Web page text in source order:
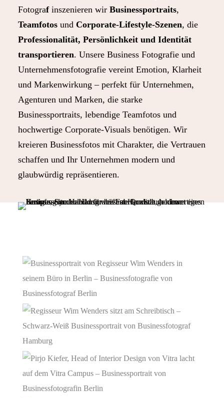
Fotograf inszenieren wir Businessportraits,
Teamfotosund Corporate-Lifestyle-Szenen, die
Professionalität, Persönlichkeit und Identität
transportieren. Unsere Business Fotografie und
Unternehmensfotografie vereint Emotion, Klarheit
und Markenwirkung – perfekt für Unternehmen,
Agenturen und Marken, die starke
Businessportraits, lebendige Teamfotos und
hochwertige Corporate-Visuals benötigen. Wir
kreieren Businessfotos mit Charakter, die Vertrauen
schaffen und Ihr Unternehmen modern und
glaubwürdig repräsentieren.